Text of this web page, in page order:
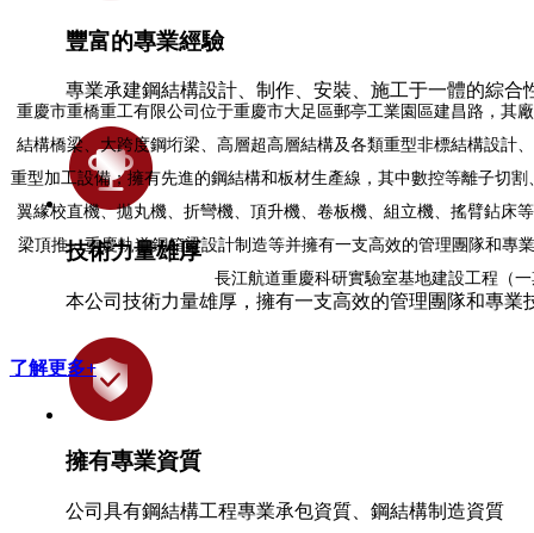
豐富的專業經驗
專業承建鋼結構設計、制作、安裝、施工于一體的綜合
技術力量雄厚
本公司技術力量雄厚，擁有一支高效的管理團隊和專業
擁有專業資質
公司具有鋼結構工程專業承包資質、鋼結構制造資質
重慶市重橋重工有限公司位于重慶市大足區郵亭工業園區建昌路，其
結構橋梁、大跨度鋼垳梁、高層超高層結構及各類重型非標結構設計
重型加工設備；擁有先進的鋼結構和板材生產線，其中數控等離子切
翼緣校直機、拋丸機、折彎機、頂升機、卷板機、組立機、搖臂鉆床
梁頂推、重慶軌道鋼箱梁設計制造等并擁有一支高效的管理團隊和專
長江航道重慶科研實驗室基地建設工程（
了解更多+